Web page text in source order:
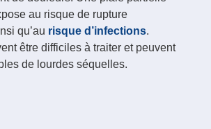
au risque de rupture
qu’au risque d’infections.
être difficiles à traiter et peuvent
de lourdes séquelles.